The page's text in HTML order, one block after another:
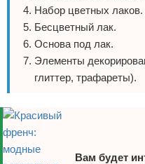
Набор цветных лаков.
Бесцветный лак.
Основа под лак.
Элементы
глиттер, трафареты).
Вам будет